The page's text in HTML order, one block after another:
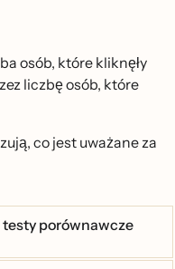
osób, które kliknęły
liczbę osób, które
co jest uważane za
porównawcze